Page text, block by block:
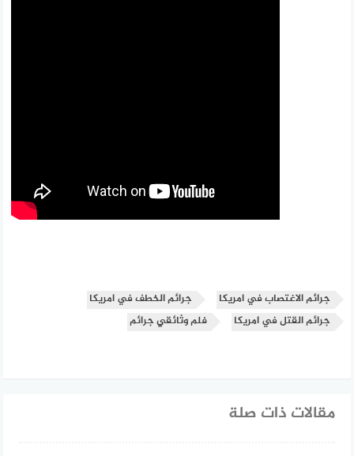
جرائم الاغتصاب في امريكا
جرائم الخطف في امريكا
جرائم القتل في امريكا
فلم وثائقي جرائم
مقالات ذات صلة